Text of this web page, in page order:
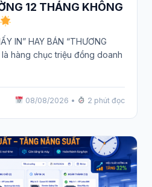
12 THÁNG KHÔNG
IN” HAY BÁN “THƯƠNG
hàng chục triệu đồng doanh
08/08/2026 • 2 phút đọc